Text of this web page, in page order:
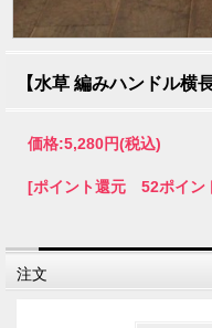
【水草 編みハンドル横
価格:5,280円(税込)
[ポイント還元 52ポイン
注文